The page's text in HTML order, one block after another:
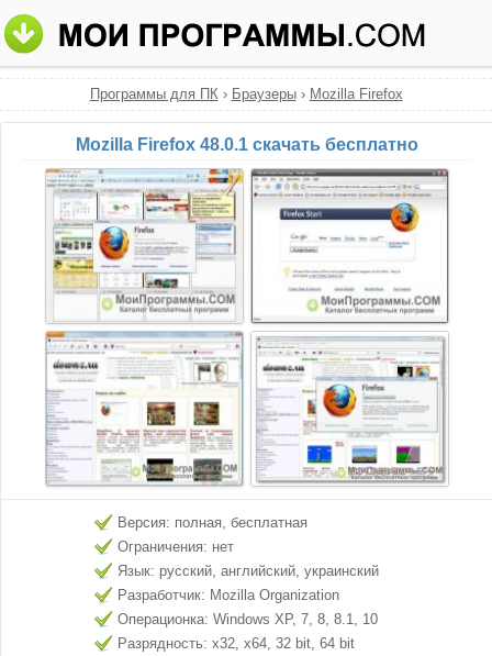
Программы для ПК› Браузеры› Mozilla Firefox
Mozilla Firefox 48.0.1 скачать бесплатно
Версия: полная, бесплатная
Ограничения: нет
Язык: русский, английский, украинский
Разработчик: Mozilla Organization
Операционка: Windows XP, 7, 8, 8.1, 10
Разрядность: x32, x64, 32 bit, 64 bit